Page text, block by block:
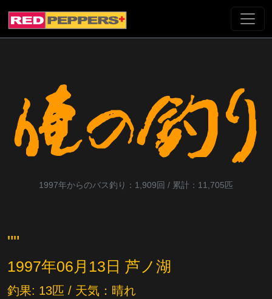
1997年からのバス釣り：1,909回 / 累計：11,705匹
""
1997年06月13日 芦ノ湖
釣果: 13匹 / 天気：晴れ